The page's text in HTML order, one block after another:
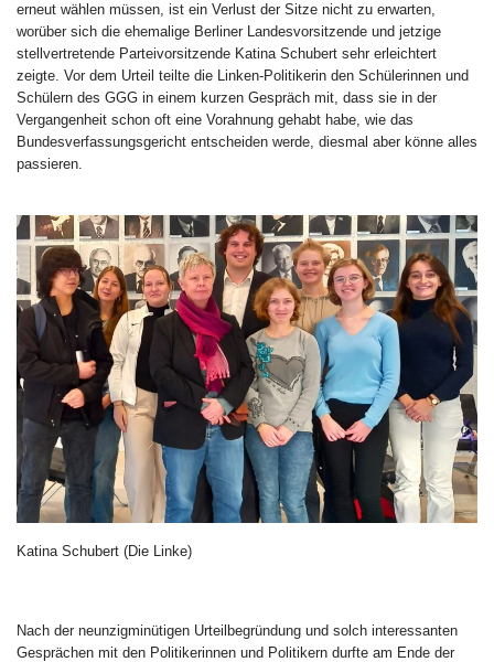
erneut wählen müssen, ist ein Verlust der Sitze nicht zu erwarten,
worüber sich die ehemalige Berliner Landesvorsitzende und jetzige
stellvertretende Parteivorsitzende Katina Schubert sehr erleichtert
zeigte. Vor dem Urteil teilte die Linken-Politikerin den Schülerinnen und
Schülern des GGG in einem kurzen Gespräch mit, dass sie in der
Vergangenheit schon oft eine Vorahnung gehabt habe, wie das
Bundesverfassungsgericht entscheiden werde, diesmal aber könne alles
passieren.
Katina Schubert (Die Linke)
Nach der neunzigminütigen Urteilbegründung und solch interessanten
Gesprächen mit den Politikerinnen und Politikern durfte am Ende der